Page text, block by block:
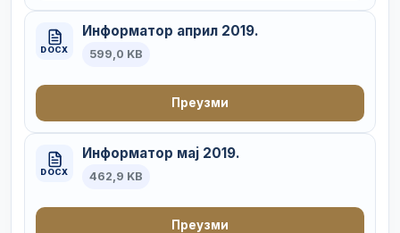
DOCX
Информатор април 2019.
599,0 KB
Преузми
DOCX
Информатор мај 2019.
462,9 KB
Преузми